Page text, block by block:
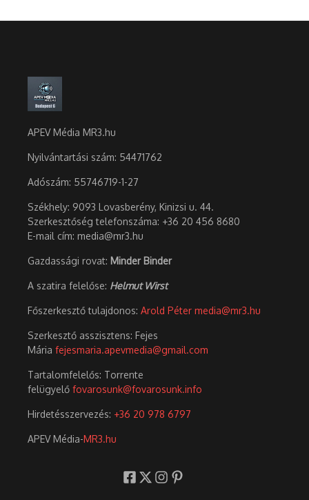
APEV Média MR3.hu
Nyilvántartási szám: 54471762
Adószám: 55746719-1-27
Székhely: 9093 Lovasberény, Kinizsi u. 44.
Szerkesztőség telefonszáma: +36 20 456 8680
E-mail cím: media@mr3.hu
Gazdassági rovat: Minder Binder
A szatira felelőse: Helmut Wirst
Főszerkesztő tulajdonos: Arold Péter media@mr3.hu
Szerkesztő asszisztens: Fejes
Mária fejesmaria.apevmedia@gmail.com
Tartalomfelelős: Torrente
felügyelő fovarosunk@fovarosunk.info
Hirdetésszervezés: +36 20 978 6797
APEV Média-MR3.hu